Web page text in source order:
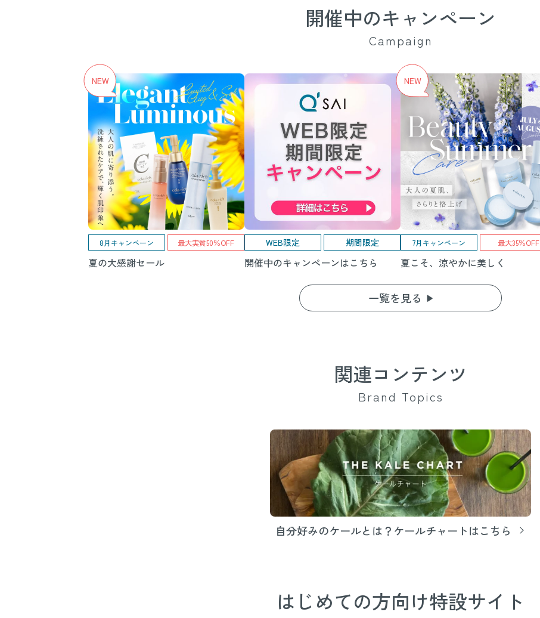
開催中のキャンペーン
Campaign
8月キャンペーン 最大実質50％OFF
夏の大感謝セール
WEB限定 期間限定
開催中のキャンペーンはこちら
7月キャンペーン 最大35％OFF
夏こそ、涼やかに美しく
一覧を見る
関連コンテンツ
Brand Topics
自分好みのケールとは？ケールチャートはこちら
はじめての方向け特設サイト